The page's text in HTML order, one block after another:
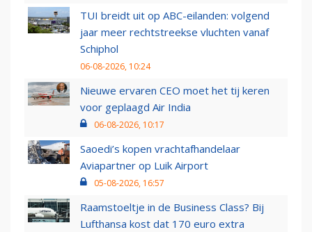
TUI breidt uit op ABC-eilanden: volgend
jaar meer rechtstreekse vluchten vanaf
Schiphol
06-08-2026, 10:24
Nieuwe ervaren CEO moet het tij keren
voor geplaagd Air India
06-08-2026, 10:17
Saoedi’s kopen vrachtafhandelaar
Aviapartner op Luik Airport
05-08-2026, 16:57
Raamstoeltje in de Business Class? Bij
Lufthansa kost dat 170 euro extra